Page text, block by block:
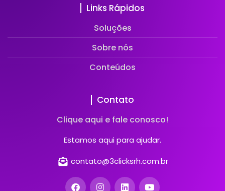
Links Rápidos
Soluções
Sobre nós
Conteúdos
Contato
Clique aqui e fale conosco!
Estamos aqui para ajudar.
contato@3clicksrh.com.br